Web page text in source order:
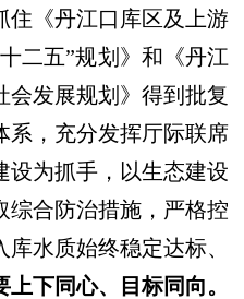
住《丹江口库区及上游
十二五”规划》和《丹江
会发展规划》得到批复
系，充分发挥厅际联席
设为抓手，以生态建设
综合防治措施，严格控
水质始终稳定达标、
上下同心、目标同向。